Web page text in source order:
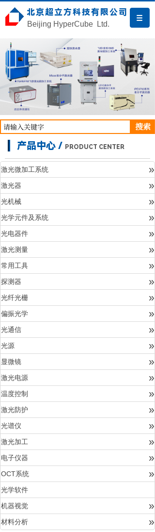
北京超立方科技有限公司
Beijing HyperCube Ltd.
搜索
产品中心 / PRODUCT CENTER
激光微加工系统 »
激光器 »
光机械 »
光学元件及系统 »
光电器件 »
激光测量 »
常用工具 »
探测器 »
光纤光栅 »
偏振光学 »
光通信 »
光源 »
显微镜 »
激光电源 »
温度控制 »
激光防护 »
光谱仪 »
激光加工 »
电子仪器 »
OCT系统 »
光学软件
机器视觉 »
材料分析 »